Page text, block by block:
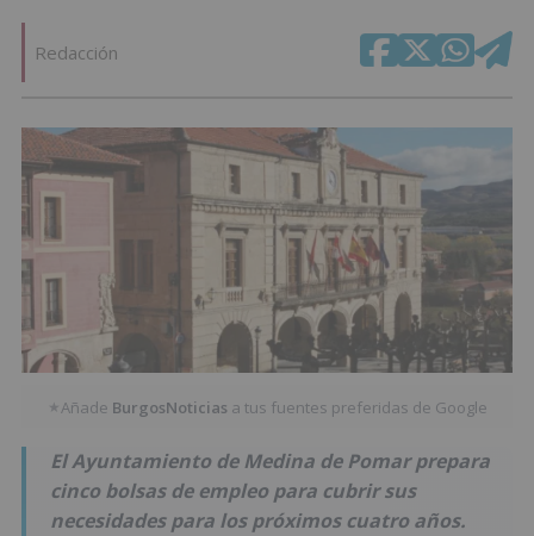
Redacción
★Añade BurgosNoticias a tus fuentes preferidas de Google
El Ayuntamiento de Medina de Pomar prepara
cinco bolsas de empleo para cubrir sus
necesidades para los próximos cuatro años.